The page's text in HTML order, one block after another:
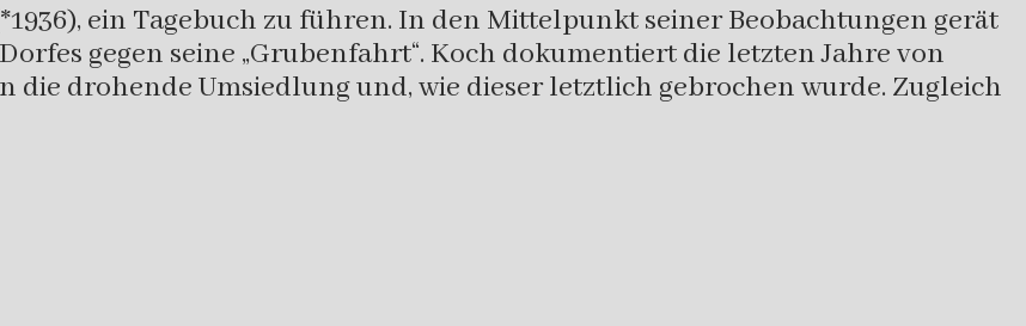
ein Tagebuch zu führen. In den Mittelpunkt seiner Beobachtungen gerät
gegen seine „Grubenfahrt“. Koch dokumentiert die letzten Jahre von
die drohende Umsiedlung und, wie dieser letztlich gebrochen wurde. Zugleich